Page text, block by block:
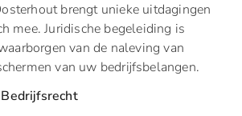
brengt unieke uitdagingen
mee. Juridische begeleiding is
van de naleving van
van uw bedrijfsbelangen.